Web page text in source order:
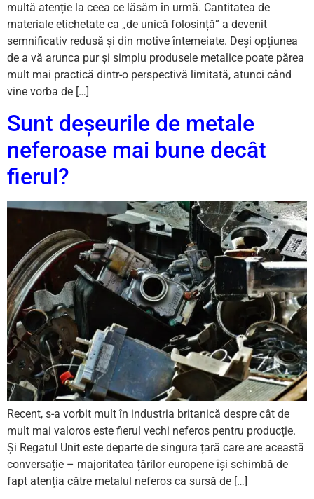
multă atenție la ceea ce lăsăm în urmă. Cantitatea de
materiale etichetate ca „de unică folosință” a devenit
semnificativ redusă și din motive întemeiate. Deși opțiunea
de a vă arunca pur și simplu produsele metalice poate părea
mult mai practică dintr-o perspectivă limitată, atunci când
vine vorba de […]
Sunt deșeurile de metale
neferoase mai bune decât
fierul?
Recent, s-a vorbit mult în industria britanică despre cât de
mult mai valoros este fierul vechi neferos pentru producție.
Și Regatul Unit este departe de singura țară care are această
conversație – majoritatea țărilor europene își schimbă de
fapt atenția către metalul neferos ca sursă de […]